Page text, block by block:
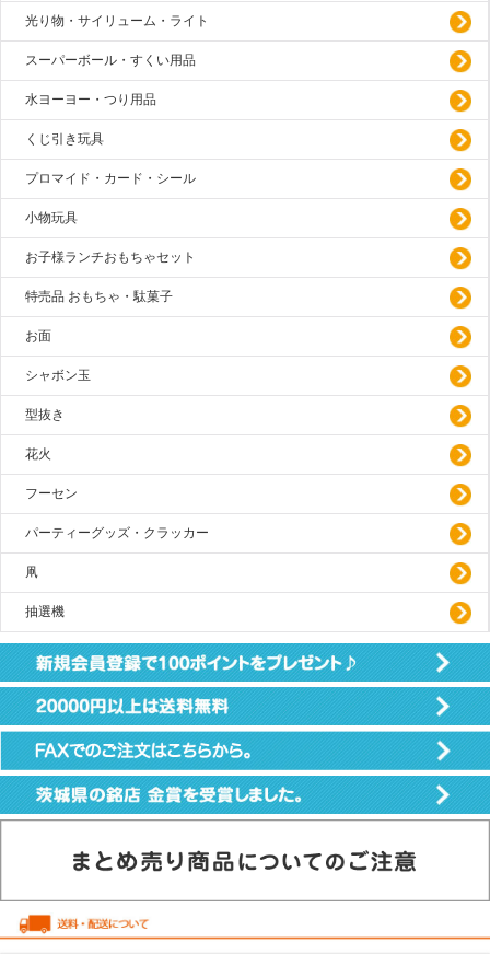
光り物・サイリューム・ライト
スーパーボール・すくい用品
水ヨーヨー・つり用品
くじ引き玩具
プロマイド・カード・シール
小物玩具
お子様ランチおもちゃセット
特売品 おもちゃ・駄菓子
お面
シャボン玉
型抜き
花火
フーセン
パーティーグッズ・クラッカー
凧
抽選機